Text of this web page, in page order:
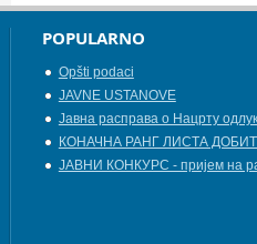
POPULARNO
Opšti podaci
JAVNE USTANOVE
Јавна расправа о Нацрту
КОНАЧНА РАНГ ЛИСТА
ЈАВНИ КОНКУРС - пријем на